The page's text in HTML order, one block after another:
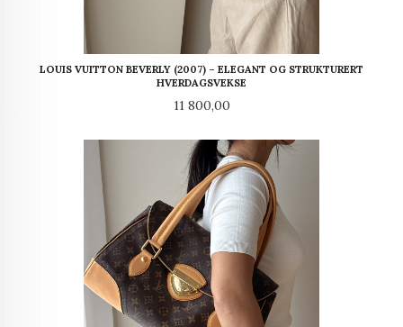
LOUIS VUITTON BEVERLY (2007) – ELEGANT OG STRUKTURERT
HVERDAGSVEKSE
Pris
11 800,00